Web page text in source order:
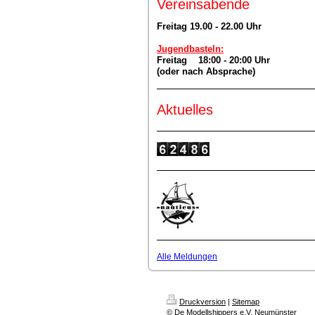
Vereinsabende
Freitag 19.00 - 22.00 Uhr
Jugendbasteln:
Freitag 18:00 - 20:00 Uhr
(oder nach Absprache)
Aktuelles
Alle Meldungen
Druckversion | Sitemap
© De Modellshippers e.V. Neumünster